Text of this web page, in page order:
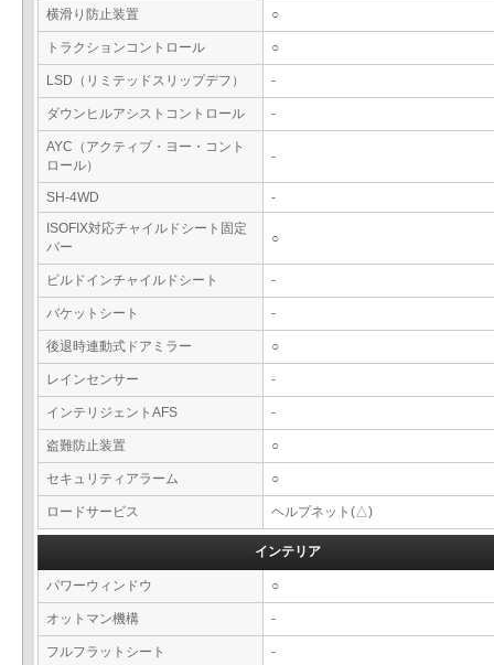
横滑り防止装置 ○
トラクションコントロール ○
LSD（リミテッドスリップデフ） -
ダウンヒルアシストコントロール -
AYC（アクティブ・ヨー・コント
ロール）
-
SH-4WD
-
ISOFIX対応チャイルドシート固定
バー
○
ビルドインチャイルドシート -
バケットシート -
後退時連動式ドアミラー ○
レインセンサー -
インテリジェントAFS -
盗難防止装置 ○
セキュリティアラーム ○
ロードサービス ヘルプネット(△)
インテリア
パワーウィンドウ ○
オットマン機構 -
フルフラットシート -